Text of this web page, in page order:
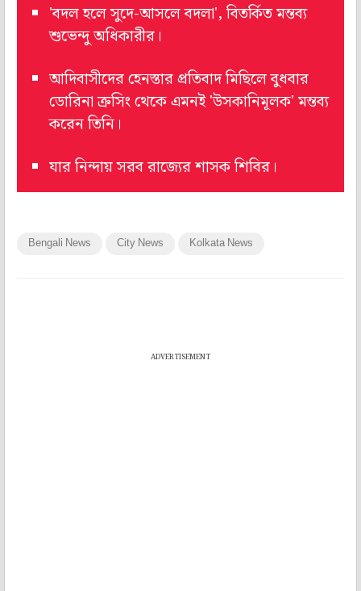
'বদল হলে সুদে-আসলে বদলা', বিতর্কিত মন্তব্য
শুভেন্দু অধিকারীর।
আদিবাসীদের হেনস্তার প্রতিবাদ মিছিলে বুধবার
ডোরিনা ক্রসিং থেকে এমনই 'উসকানিমূলক' মন্তব্য
করেন তিনি।
যার নিন্দায় সরব রাজ্যের শাসক শিবির।
Bengali News City News Kolkata News
ADVERTISEMENT